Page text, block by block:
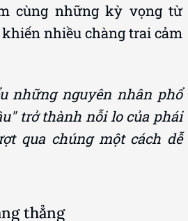
cùng những kỳ vọng từ
nhiều chàng trai cảm
những nguyên nhân phổ
trở thành nỗi lo của phái
qua chúng một cách dễ
thẳng